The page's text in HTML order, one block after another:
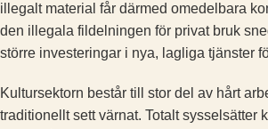
illegalt material får därmed omedelbara
den ­illegala fildelningen för privat bruk
större investeringar i nya, lagliga tjänster
Kultursektorn består till stor del av hårt
traditionellt sett värnat. Totalt sysselsätter